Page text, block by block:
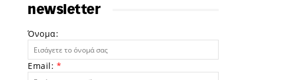
newsletter
Όνομα:
Email: *